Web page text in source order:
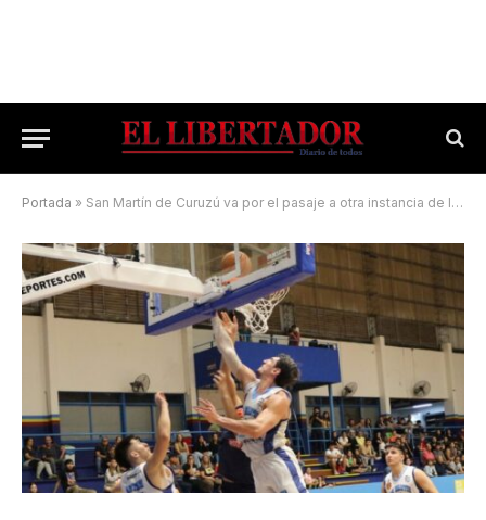
Portada » San Martín de Curuzú va por el pasaje a otra instancia de la Liga Federal